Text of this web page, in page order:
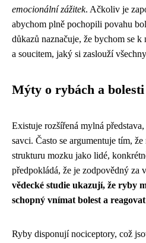
emocionální zážitek. Ačkoliv je
abychom plně pochopili povahu
důkazů naznačuje, že bychom se
a soucitem, jaký si zaslouží
Mýty o rybách a bolesti
Existuje rozšířená mylná
savci. Často se argumentuje tím,
strukturu mozku jako lidé,
předpokládá, že je zodpovědný za
vědecké studie ukazují, že ryby
schopný vnímat bolest a
Ryby disponují nociceptory, což